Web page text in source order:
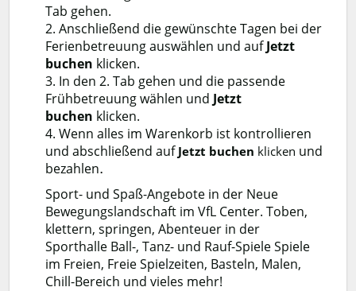
Tab gehen.
2. Anschließend die gewünschte Tagen bei der
Ferienbetreuung auswählen und aufJetzt
buchen klicken.
3. In den 2. Tab gehen und die passende
Frühbetreuung wählen und Jetzt
buchen klicken.
4. Wenn alles im Warenkorb ist kontrollieren
und abschließend auf Jetzt buchen klicken und
bezahlen.
Sport- und Spaß-Angebote in der Neue
Bewegungslandschaft im VfL Center. Toben,
klettern, springen, Abenteuer in der
Sporthalle Ball-, Tanz- und Rauf-Spiele Spiele
im Freien, Freie Spielzeiten, Basteln, Malen,
Chill-Bereich und vieles mehr!